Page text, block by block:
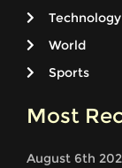
Technology
World
Sports
Most
August 6th